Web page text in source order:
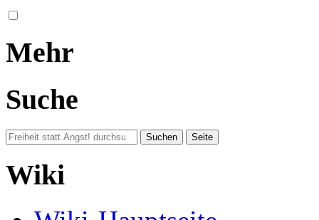
Mehr
Suche
Wiki